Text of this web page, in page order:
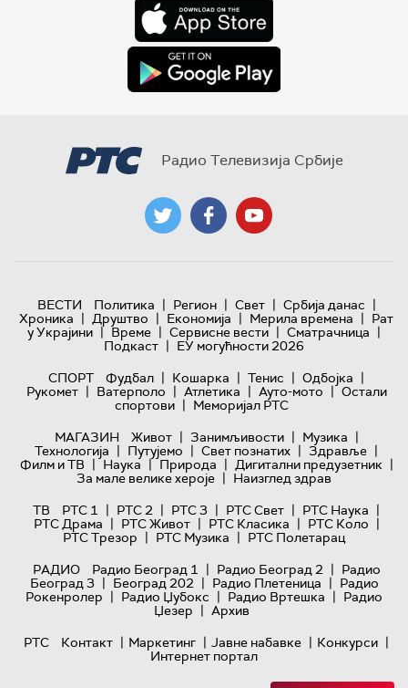
Радио Телевизија Србије
ВЕСТИ Политика | Регион | Свет | Србија данас |
Хроника | Друштво | Економија | Мерила времена | Рат
у Украјини | Време | Сервисне вести | Сматрачница |
Подкаст | ЕУ могућности 2026
СПОРТ
Фудбал | Кошарка | Тенис | Одбојка |
Рукомет | Ватерполо | Атлетика | Ауто-мото | Остали
спортови | Меморијал РТС
МАГАЗИН
Живот | Занимљивости | Музика |
Технологијa | Путујемо | Свет познатих | Здравље |
Филм и ТВ | Наука | Природа | Дигитални предузетник |
За мале велике хероје | Наизглед здрав
ТВ
РТС 1 | РТС 2 | РТС 3 | РТС Свет | РТС Наука |
РТС Драма | РТС Живот | РТС Класика | РТС Коло |
РТС Трезор | РТС Музика | РТС Полетарац
РАДИО
Радио Београд 1 | Радио Београд 2 | Радио
Београд 3 | Београд 202 | Радио Плетеница | Радио
Рокенролер | Радио Џубокс | Радио Вртешка | Радио
Џезер | Архив
РТС
Контакт | Маркетинг | Јавне набавке | Конкурси |
Интернет портал